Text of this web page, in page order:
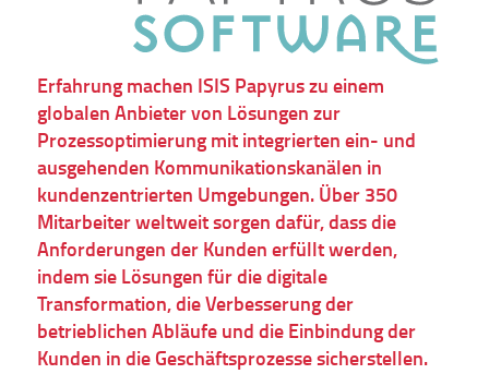
Erfahrung machen ISIS Papyrus zu einem
globalen Anbieter von Lösungen zur
Prozessoptimierung mit integrierten ein- und
ausgehenden Kommunikationskanälen in
kundenzentrierten Umgebungen. Über 350
Mitarbeiter weltweit sorgen dafür, dass die
Anforderungen der Kunden erfüllt werden,
indem sie Lösungen für die digitale
Transformation, die Verbesserung der
betrieblichen Abläufe und die Einbindung der
Kunden in die Geschäftsprozesse sicherstellen.